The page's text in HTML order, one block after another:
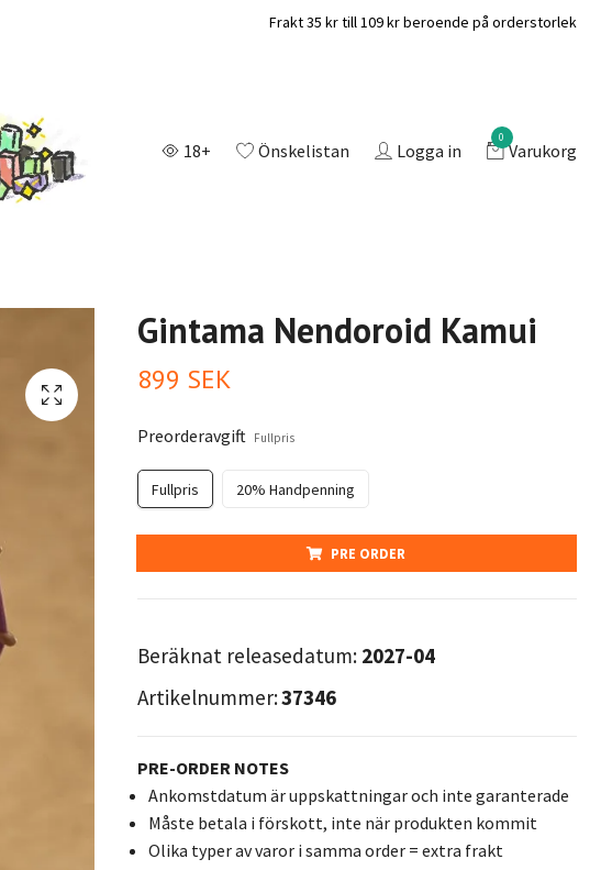
Frakt 35 kr till 109 kr beroende på orderstorlek
18+ Önskelistan Logga in
0
Varukorg
Gintama Nendoroid Kamui
899 SEK
Preorderavgift Fullpris
Fullpris 20% Handpenning
PRE ORDER
Beräknat releasedatum: 2027-04
Artikelnummer:37346
PRE-ORDER NOTES
Ankomstdatum är uppskattningar och inte garanterade
Måste betala i förskott, inte när produkten kommit
Olika typer av varor i samma order = extra frakt